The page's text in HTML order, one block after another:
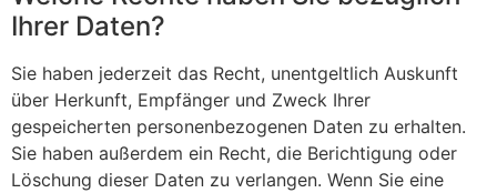
Ihrer Daten?
Sie haben jederzeit das Recht, unentgeltlich Auskunft
über Herkunft, Empfänger und Zweck Ihrer
gespeicherten personenbezogenen Daten zu erhalten.
Sie haben außerdem ein Recht, die Berichtigung oder
Löschung dieser Daten zu verlangen. Wenn Sie eine